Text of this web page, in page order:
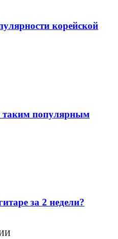
корейской
таким популярным
за 2 недели?